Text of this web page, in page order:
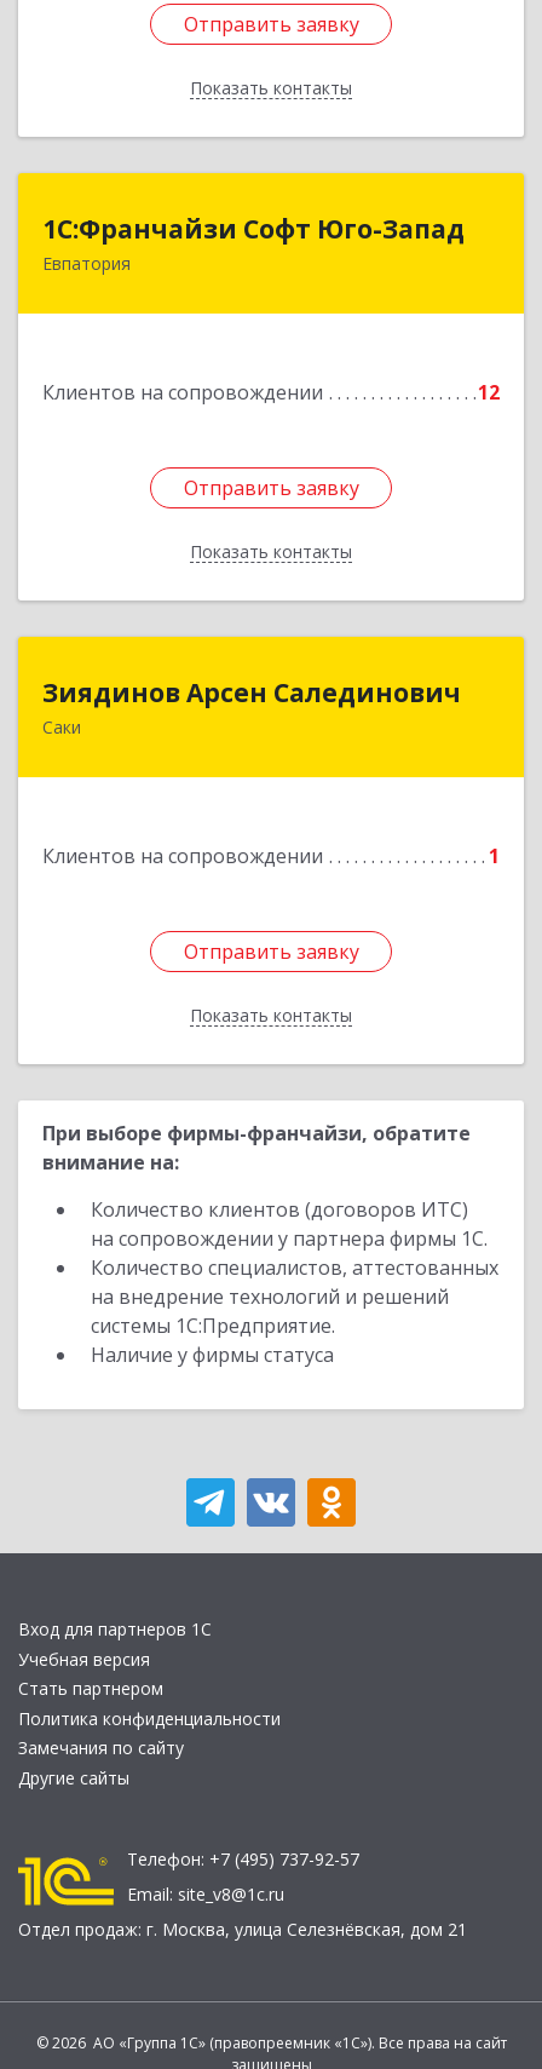
Отправить заявку
Показать контакты
Отправить заявку
Назад
1С:Франчайзи Софт Юго-Запад
Евпатория
Клиентов на сопровождении 12
Отправить заявку
Показать контакты
1С:Франчайзи Софт Юго-Запад
297407, Крым Респ, Евпатория г, Победы пр-кт,
Отправить заявку
Назад
Зиядинов Арсен Салединович
Саки
Клиентов на сопровождении 1
Отправить заявку
Показать контакты
Отправить заявку
Назад
При выборе фирмы-франчайзи, обратите
внимание на:
Количество клиентов (договоров ИТС)
на сопровождении у партнера фирмы 1С.
Количество специалистов, аттестованных
на внедрение технологий и решений
системы 1С:Предприятие.
Наличие у фирмы статуса
Вход для партнеров 1С
Учебная версия
Стать партнером
Политика конфиденциальности
Замечания по сайту
Другие сайты
Телефон: +7 (495) 737-92-57
Email: site_v8@1c.ru
Отдел продаж: г. Москва, улица Селезнёвская, дом 21
© 2026 АО «Группа 1С» (правопреемник «1С»). Все права на сайт